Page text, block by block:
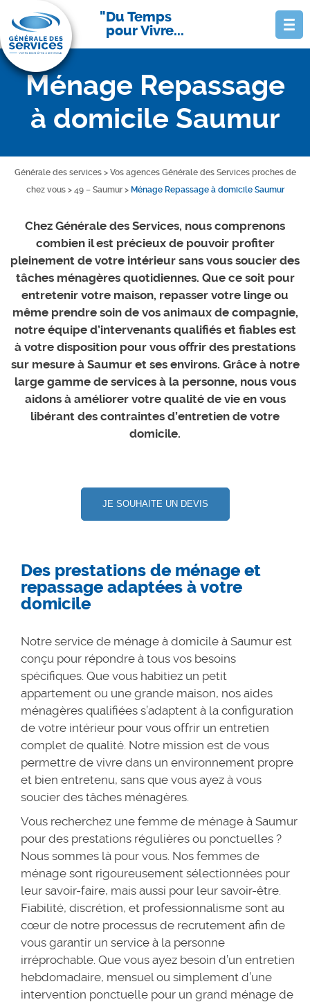
Du Temps
pour Vivre...
Ménage Repassage
à domicile Saumur
Générale des services> Vos agences Générale des Services proches de
chez vous> 49 – Saumur> Ménage Repassage à domicile Saumur
Chez Générale des Services, nous comprenons
combien il est précieux de pouvoir profiter
pleinement de votre intérieur sans vous soucier des
tâches ménagères quotidiennes. Que ce soit pour
entretenir votre maison, repasser votre linge ou
même prendre soin de vos animaux de compagnie,
notre équipe d’intervenants qualifiés et fiables est
à votre disposition pour vous offrir des prestations
sur mesure à Saumur et ses environs. Grâce à notre
large gamme de services à la personne, nous vous
aidons à améliorer votre qualité de vie en vous
libérant des contraintes d’entretien de votre
domicile.
JE SOUHAITE UN DEVIS
Des prestations de ménage et
repassage adaptées à votre
domicile
Notre service de ménage à domicile à Saumur est
conçu pour répondre à tous vos besoins
spécifiques. Que vous habitiez un petit
appartement ou une grande maison, nos aides
ménagères qualifiées s’adaptent à la configuration
de votre intérieur pour vous offrir un entretien
complet de qualité. Notre mission est de vous
permettre de vivre dans un environnement propre
et bien entretenu, sans que vous ayez à vous
soucier des tâches ménagères.
Vous recherchez une femme de ménage à Saumur
pour des prestations régulières ou ponctuelles ?
Nous sommes là pour vous. Nos femmes de
ménage sont rigoureusement sélectionnées pour
leur savoir-faire, mais aussi pour leur savoir-être.
Fiabilité, discrétion, et professionnalisme sont au
cœur de notre processus de recrutement afin de
vous garantir un service à la personne
irréprochable. Que vous ayez besoin d’un entretien
hebdomadaire, mensuel ou simplement d’une
intervention ponctuelle pour un grand ménage de